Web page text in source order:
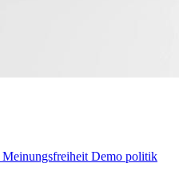
Meinungsfreiheit Demo politik